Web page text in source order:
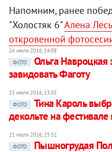
Напомним, ранее
"Холостяк 6"Алена
откровенной
26 июля 2016, 14:08
ФОТО
Ольга Навроцкая
завидовать Фаготу
25 июля 2016, 13:05
ФОТО
Тина Кароль
декольте на
21 июля 2016, 15:52
ФОТО
Пышногрудая